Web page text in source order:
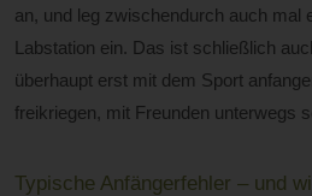
an, und leg zwischendurch auch mal
Labstation ein. Das ist schließlich
überhaupt erst mit dem Sport
freikriegen, mit Freunden unterwegs
Typische Anfängerfehler – und